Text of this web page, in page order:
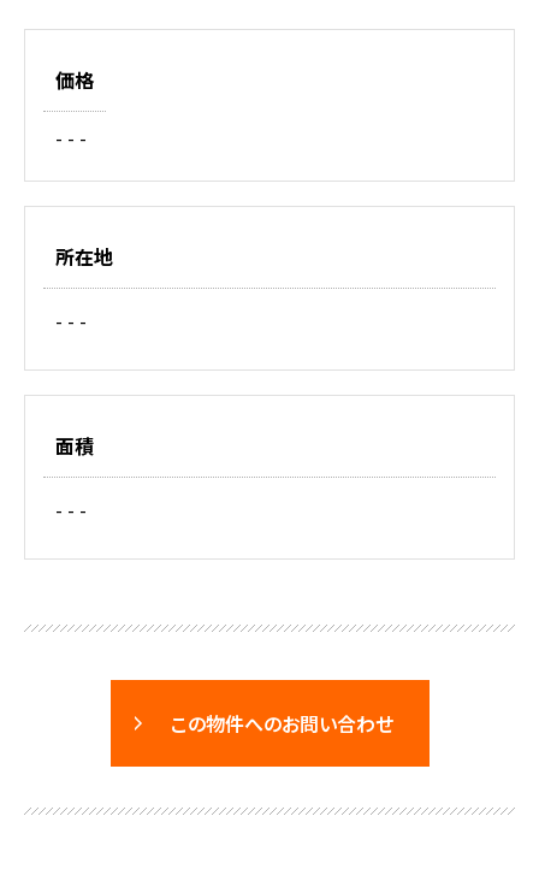
価格
- - -
所在地
- - -
面積
- - -
この物件へのお問い合わせ